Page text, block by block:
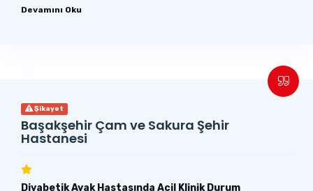
Devamını Oku
Şikayet
Başakşehir Çam ve Sakura Şehir
Hastanesi
Diyabetik Ayak Hastasında Acil Klinik Durum